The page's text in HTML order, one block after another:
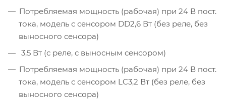
Потребляемая мощность (рабочая) при 24 В пост.
тока, модель с сенсором DD2,6 Вт (без реле, без
выносного сенсора)
3,5 Вт (с реле, с выносным сенсором)
Потребляемая мощность (рабочая) при 24 В пост.
тока, модель с сенсором LC3,2 Вт (без реле, без
выносного сенсора)